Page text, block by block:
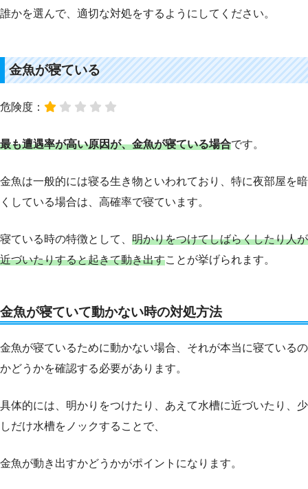
誰かを選んで、適切な対処をするようにしてください。
金魚が寝ている
危険度：
最も遭遇率が高い原因が、金魚が寝ている場合です。
金魚は一般的には寝る生き物といわれており、特に夜部屋を暗
くしている場合は、高確率で寝ています。
寝ている時の特徴として、 明かりをつけてしばらくしたり人が
近づいたりすると起きて動き出すことが挙げられます。
金魚が寝ていて動かない時の対処方法
金魚が寝ているために動かない場合、それが本当に寝ているの
かどうかを確認する必要があります。
具体的には、明かりをつけたり、あえて水槽に近づいたり、少
しだけ水槽をノックすることで、
金魚が動き出すかどうかがポイントになります。